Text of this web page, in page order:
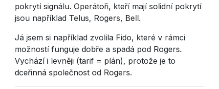
pokrytí signálu. Operátoři, kteří mají solidní pokrytí
jsou například Telus, Rogers, Bell.
Já jsem si například zvolila Fido, které v rámci
možností funguje dobře a spadá pod Rogers.
Vychází i levněji (tarif = plán), protože je to
dceřinná společnost od Rogers.